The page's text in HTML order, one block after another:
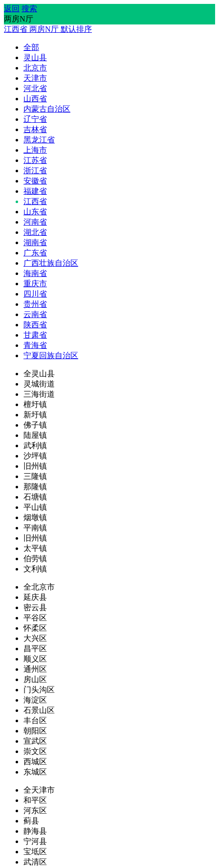
返回 搜索
两房N厅
江西省 两房N厅 默认排序
全部
灵山县
北京市
天津市
河北省
山西省
内蒙古自治区
辽宁省
吉林省
黑龙江省
上海市
江苏省
浙江省
安徽省
福建省
江西省
山东省
河南省
湖北省
湖南省
广东省
广西壮族自治区
海南省
重庆市
四川省
贵州省
云南省
陕西省
甘肃省
青海省
宁夏回族自治区
全灵山县
灵城街道
三海街道
檀圩镇
新圩镇
佛子镇
陆屋镇
武利镇
沙坪镇
旧州镇
三隆镇
那隆镇
石塘镇
平山镇
烟墩镇
平南镇
旧州镇
太平镇
伯劳镇
文利镇
全北京市
延庆县
密云县
平谷区
怀柔区
大兴区
昌平区
顺义区
通州区
房山区
门头沟区
海淀区
石景山区
丰台区
朝阳区
宣武区
崇文区
西城区
东城区
全天津市
和平区
河东区
蓟县
静海县
宁河县
宝坻区
武清区